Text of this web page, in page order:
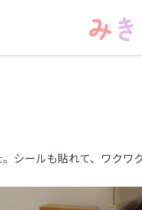
シールも貼れて、ワク